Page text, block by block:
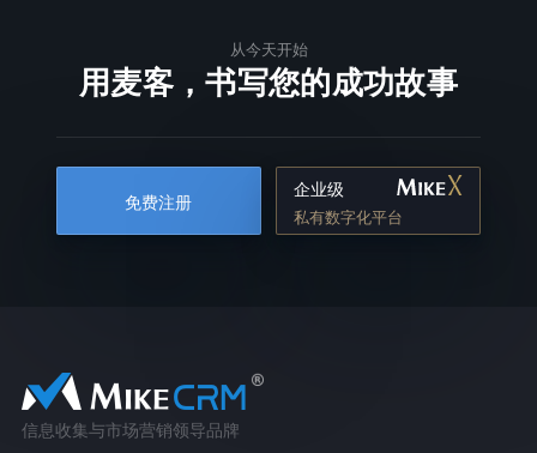
从今天开始
用麦客，书写您的成功故事
免费注册
企业级
私有数字化平台
信息收集与市场营销领导品牌